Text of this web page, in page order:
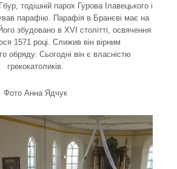
тодішній парох Гурова Ілавецького і
парафію. Парафія в Бранєві має на
збудовано в XVI столітті, освячення
1571 році. Слижив він вірним
обряду. Сьогодні він є власністю
грекокатоликів.
Фото Анна Ядчук